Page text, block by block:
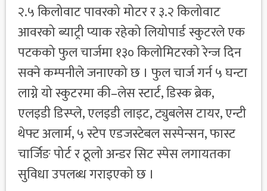
२.५ किलोवाट पावरको मोटर र ३.२ किलोवाट
आवरको ब्याट्री प्याक रहेको लियोपार्ड स्कुटरले एक
पटकको फुल चार्जमा १३० किलोमिटरको रेन्ज दिन
सक्ने कम्पनीले जनाएको छ । फुल चार्ज गर्न ५ घन्टा
लाग्ने यो स्कुटरमा की–लेस स्टार्ट, डिस्क ब्रेक,
एलइडी डिस्प्ले, एलइडी लाइट, ट्युबलेस टायर, एन्टी
थेफ्ट अलार्म, ५ स्टेप एडजस्टेबल सस्पेन्सन, फास्ट
चार्जिङ पोर्ट र ठूलो अन्डर सिट स्पेस लगायतका
सुविधा उपलब्ध गराइएको छ ।